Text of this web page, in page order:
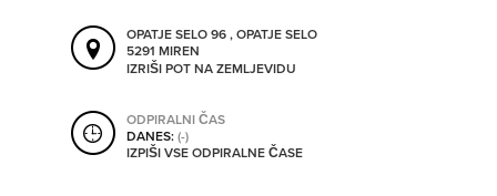
SO ODPRTA V
SHRANI V MOJ ITIS
OPATJE SELO 96 , OPATJE SELO
5291 MIREN
IZRIŠI POT NA ZEMLJEVIDU
ODPIRALNI ČAS
DANES:(-)
IZPIŠI VSE ODPIRALNE ČASE